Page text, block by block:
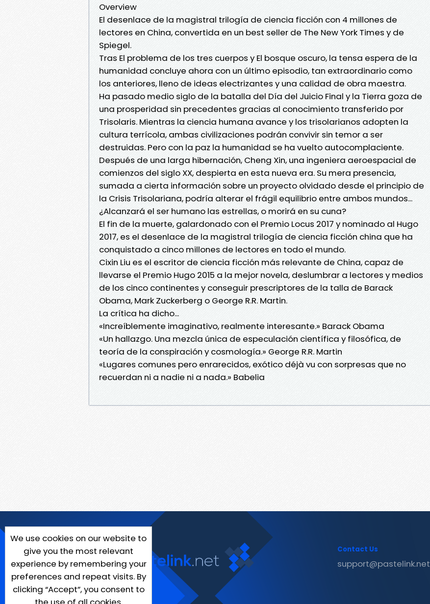
Overview
El desenlace de la magistral trilogía de ciencia ficción con 4 millones de
lectores en China, convertida en un best seller de The New York Times y de
Spiegel.
Tras El problema de los tres cuerpos y El bosque oscuro, la tensa espera de la
humanidad concluye ahora con un último episodio, tan extraordinario como
los anteriores, lleno de ideas electrizantes y una calidad de obra maestra.
Ha pasado medio siglo de la batalla del Día del Juicio Final y la Tierra goza de
una prosperidad sin precedentes gracias al conocimiento transferido por
Trisolaris. Mientras la ciencia humana avance y los trisolarianos adopten la
cultura terrícola, ambas civilizaciones podrán convivir sin temor a ser
destruidas. Pero con la paz la humanidad se ha vuelto autocomplaciente.
Después de una larga hibernación, Cheng Xin, una ingeniera aeroespacial de
comienzos del siglo XX, despierta en esta nueva era. Su mera presencia,
sumada a cierta información sobre un proyecto olvidado desde el principio de
la Crisis Trisolariana, podría alterar el frágil equilibrio entre ambos mundos...
¿Alcanzará el ser humano las estrellas, o morirá en su cuna?
El fin de la muerte, galardonado con el Premio Locus 2017 y nominado al Hugo
2017, es el desenlace de la magistral trilogía de ciencia ficción china que ha
conquistado a cinco millones de lectores en todo el mundo.
Cixin Liu es el escritor de ciencia ficción más relevante de China, capaz de
llevarse el Premio Hugo 2015 a la mejor novela, deslumbrar a lectores y medios
de los cinco continentes y conseguir prescriptores de la talla de Barack
Obama, Mark Zuckerberg o George R.R. Martin.
La crítica ha dicho...
«Increíblemente imaginativo, realmente interesante.» Barack Obama
«Un hallazgo. Una mezcla única de especulación científica y filosófica, de
teoría de la conspiración y cosmología.» George R.R. Martin
«Lugares comunes pero enrarecidos, exótico déjà vu con sorpresas que no
recuerdan ni a nadie ni a nada.» Babelia
We use cookies on our website to
give you the most relevant
experience by remembering your
preferences and repeat visits. By
clicking “Accept”, you consent to
Contact Us
support@pastelink.net